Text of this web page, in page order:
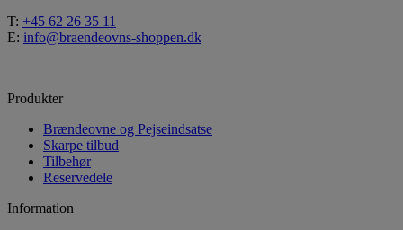
T: +45 62 26 35 11
E: info@braendeovns-shoppen.dk
Produkter
Brændeovne og Pejseindsatse
Skarpe tilbud
Tilbehør
Reservedele
Information